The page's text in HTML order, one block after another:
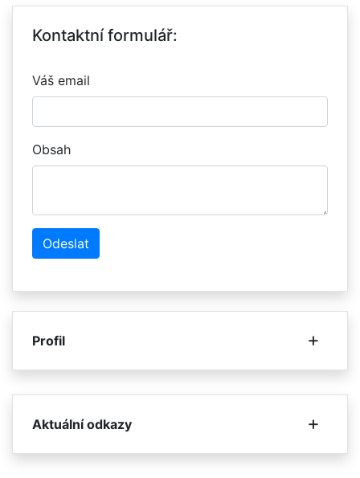
Profil
vrchní rada
P U N C O V N Í Ú Ř A D
+
Aktuální odkazy +
Kontaktní formulář:
Váš email
Obsah